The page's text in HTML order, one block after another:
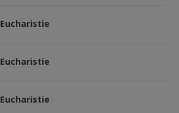
Eucharistie
Eucharistie
Eucharistie